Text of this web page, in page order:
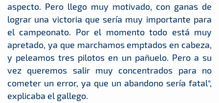
aspecto. Pero llego muy motivado, con ganas de
lograr una victoria que sería muy importante para
el campeonato. Por el momento todo está muy
apretado, ya que marchamos emptados en cabeza,
y peleamos tres pilotos en un pañuelo. Pero a su
vez queremos salir muy concentrados para no
cometer un error, ya que un abandono sería fatal",
explicaba el gallego.